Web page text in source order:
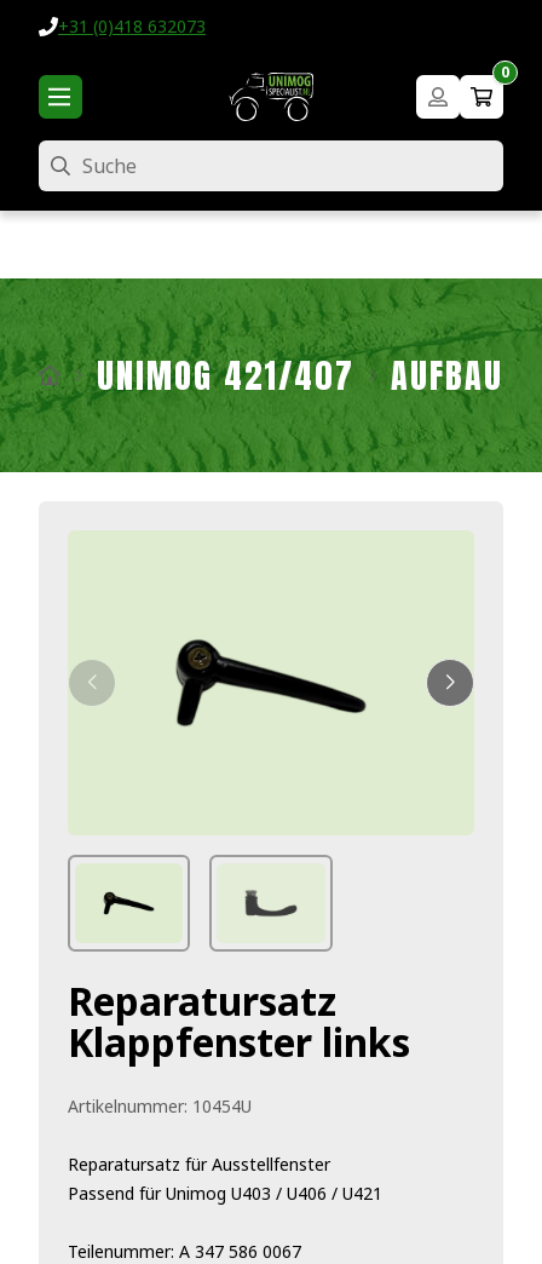
+31 (0)418 632073
0
Suche
UNIMOG 421/407 AUFBAU
Reparatursatz
Klappfenster links
Artikelnummer: 10454U
Reparatursatz für Ausstellfenster
Passend für Unimog U403 / U406 / U421
Teilenummer: A 347 586 0067